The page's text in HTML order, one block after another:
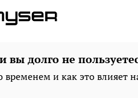
вы долго не
временем и как это влияет